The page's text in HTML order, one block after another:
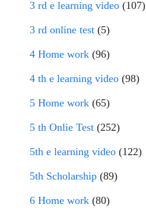
3 rd e learning video (107)
3 rd online test (5)
4 Home work (96)
4 th e learning video (98)
5 Home work (65)
5 th Onlie Test (252)
5th e learning video (122)
5th Scholarship (89)
6 Home work (80)